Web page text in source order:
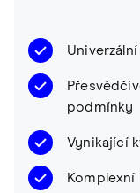
podmínky
Vynikající